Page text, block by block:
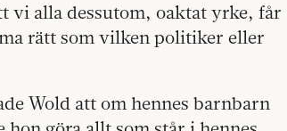
vi alla dessutom, oaktat yrke, får
rätt som vilken politiker eller
Wold att om hennes barnbarn